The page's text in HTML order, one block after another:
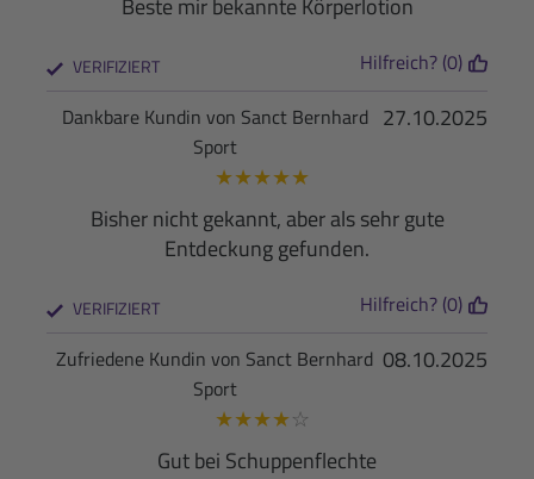
Beste mir bekannte Körperlotion
VERIFIZIERT Hilfreich? (0)
27.10.2025
Dankbare Kundin von Sanct Bernhard
Sport
★★★★★
Bisher nicht gekannt, aber als sehr gute
Entdeckung gefunden.
VERIFIZIERT Hilfreich? (0)
08.10.2025
Zufriedene Kundin von Sanct Bernhard
Sport
★★★★☆
Gut bei Schuppenflechte